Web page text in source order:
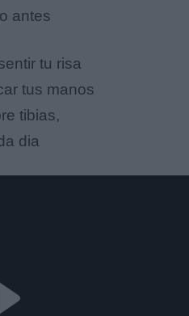
antes
tu risa
tus manos
tibias,
dia